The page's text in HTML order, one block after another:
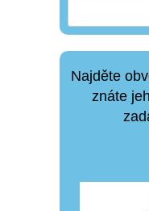
Najděte
znáte